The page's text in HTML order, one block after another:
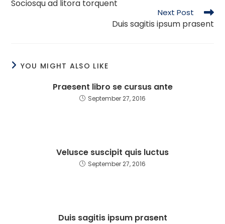
Sociosqu ad litora torquent
Next Post
Duis sagitis ipsum prasent
YOU MIGHT ALSO LIKE
Praesent libro se cursus ante
September 27, 2016
Velusce suscipit quis luctus
September 27, 2016
Duis sagitis ipsum prasent